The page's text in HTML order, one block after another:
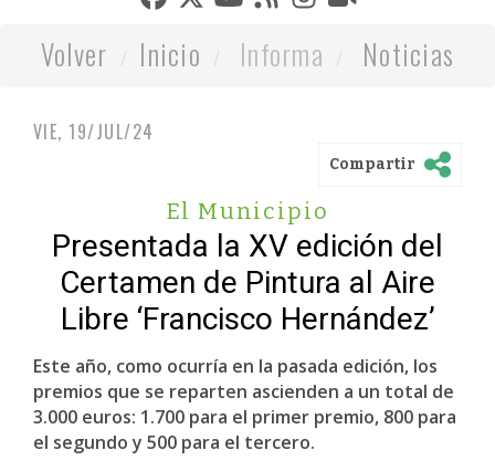
Volver Inicio Informa Noticias
VIE, 19/JUL/24
Compartir
El Municipio
Presentada la XV edición del
Certamen de Pintura al Aire
Libre ‘Francisco Hernández’
Este año, como ocurría en la pasada edición, los
premios que se reparten ascienden a un total de
3.000 euros: 1.700 para el primer premio, 800 para
el segundo y 500 para el tercero.